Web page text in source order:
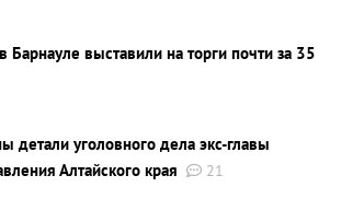
Барнауле выставили на торги почти за 35
детали уголовного дела экс-главы
Алтайского края
21